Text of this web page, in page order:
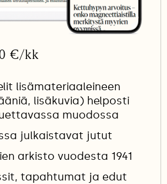
€/kk
lisämateriaaleineen
lisäkuvia) helposti
muodossa
julkaistavat jutut
arkisto vuodesta 1941
tapahtumat ja edut